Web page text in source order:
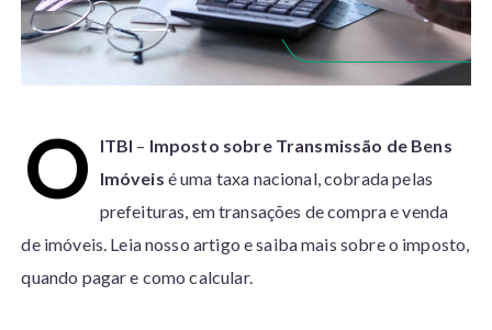
O ITBI – Imposto sobre Transmissão de Bens
Imóveis é uma taxa nacional, cobrada pelas
prefeituras, em transações de compra e venda
de imóveis. Leia nosso artigo e saiba mais sobre o imposto,
quando pagar e como calcular.